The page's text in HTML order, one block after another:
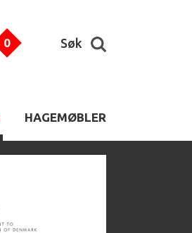
0 Søk
HAGEMØBLER